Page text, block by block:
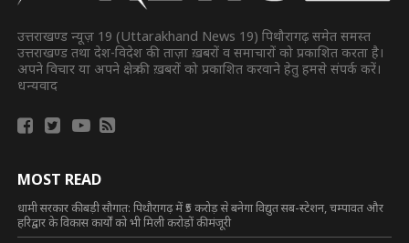
उत्तराखण्ड न्यूज़ 19 (Uttarakhand News 19) पिथौरागढ़ समेत समस्त
उत्तराखण्ड तथा देश-विदेश की ताज़ा ख़बरों व समाचारों को प्रकाशित करता है।
अपने विचार या अपने क्षेत्र की ख़बरों को प्रकाशित करवाने हेतु हमसे संपर्क करें।
धन्यवाद
MOST READ
धामी सरकार की बड़ी सौगात: पिथौरागढ़ में ₹5 करोड़ से बनेगा विद्युत सब-स्टेशन, चम्पावत और
हरिद्वार के विकास कार्यों को भी मिली करोड़ों की मंजूरी